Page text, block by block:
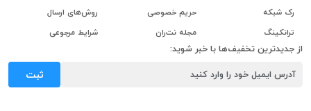
رک شبکه
ترانکینگ
حریم خصوصی
مجله نت‌ران
روش‌های ارسال
شرایط مرجوعی
از جدیدترین تخفیف‌ها با خبر شوید:
ثبت